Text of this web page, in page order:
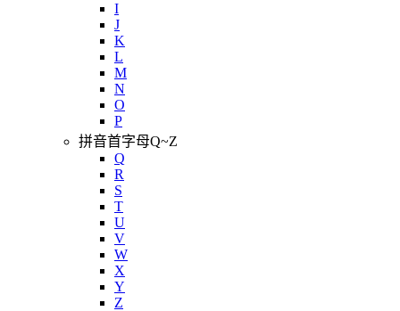
I
J
K
L
M
N
O
P
拼音首字母Q~Z
Q
R
S
T
U
V
W
X
Y
Z